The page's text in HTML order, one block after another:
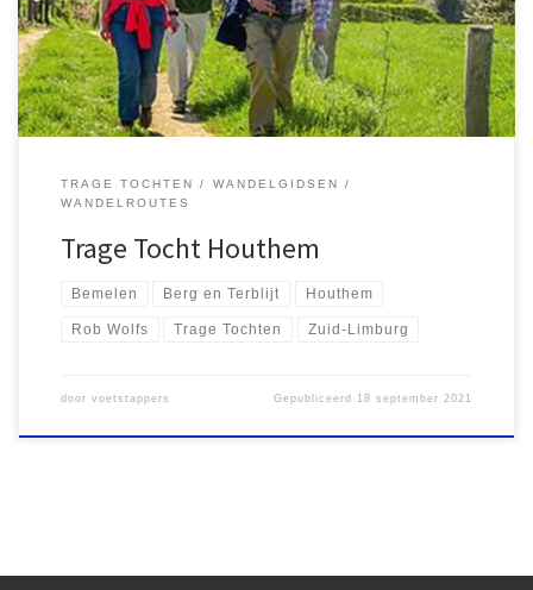
station Houthem-St. Gerlach een mooie wandeling te maken. Ik
koos voor de Trage Tocht Houthem, die gepubliceerd […]
TRAGE TOCHTEN
WANDELGIDSEN
WANDELROUTES
Trage Tocht Houthem
Bemelen Berg en Terblijt Houthem
Rob Wolfs Trage Tochten Zuid-Limburg
door voetstappers Gepubliceerd 18 september 2021